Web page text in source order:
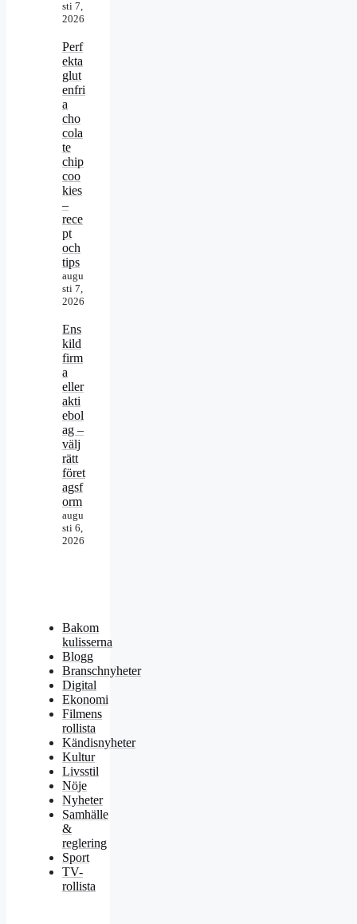
sti 7,
2026
Perf
ekta
glut
enfri
a
cho
cola
te
chip
coo
kies
–
rece
pt
och
tips
augu
sti 7,
2026
Ens
kild
firm
a
eller
akti
ebol
ag –
välj
rätt
föret
agsf
orm
augu
sti 6,
2026
Bakom
kulisserna
Blogg
Branschnyheter
Digital
Ekonomi
Filmens
rollista
Kändisnyheter
Kultur
Livsstil
Nöje
Nyheter
Samhälle
&
reglering
Sport
TV-
rollista